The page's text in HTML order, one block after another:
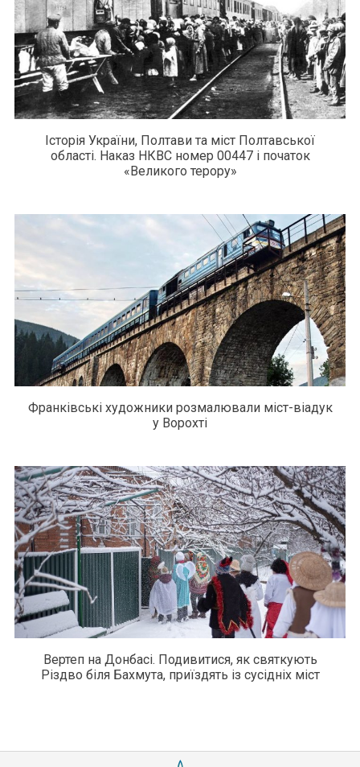
Історія України, Полтави та міст Полтавської
області. Наказ НКВС номер 00447 і початок
«Великого терору»
Франківські художники розмалювали міст-віадук
у Ворохті
Вертеп на Донбасі. Подивитися, як святкують
Різдво біля Бахмута, приїздять із сусідніх міст